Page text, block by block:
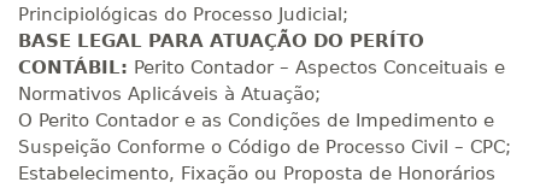
240 H 30dias 90dias
R$ 1.189,66
Matricular
260 H 33dias 90dias
R$ 1.288,78
Matricular
Principiológicas do Processo Judicial;
BASE LEGAL PARA ATUAÇÃO DO PERÍTO
CONTÁBIL: Perito Contador – Aspectos Conceituais e
Normativos Aplicáveis à Atuação;
O Perito Contador e as Condições de Impedimento e
Suspeição Conforme o Código de Processo Civil – CPC;
Estabelecimento, Fixação ou Proposta de Honorários